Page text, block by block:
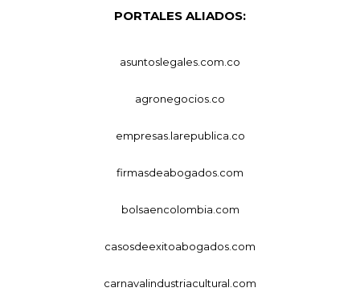
PORTALES ALIADOS:
asuntoslegales.com.co
agronegocios.co
empresas.larepublica.co
firmasdeabogados.com
bolsaencolombia.com
casosdeexitoabogados.com
carnavalindustriacultural.com